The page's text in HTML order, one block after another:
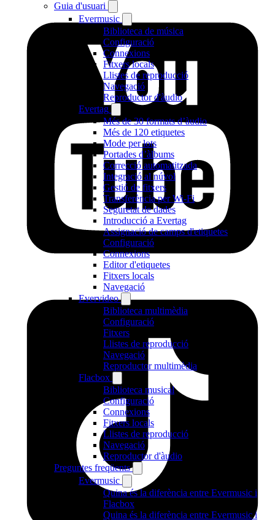
Guia d'usuari
Evermusic
Biblioteca de música
Configuració
Connexions
Fitxers locals
Llistes de reproducció
Navegació
Reproductor d'àudio
Evertag
Més de 30 formats d’àudio
Més de 120 etiquetes
Mode per lots
Portades d’àlbums
Correcció automatitzada
Integració al núvol
Gestió de fitxers
Transferència per Wi-Fi
Seguretat de dades
Introducció a Evertag
Assignació de camps d'etiquetes
Configuració
Connexions
Editor d'etiquetes
Fitxers locals
Navegació
Evervideo
Biblioteca multimèdia
Configuració
Fitxers
Llistes de reproducció
Navegació
Reproductor multimèdia
Flacbox
Biblioteca musical
Configuració
Connexions
Fitxers locals
Llistes de reproducció
Navegació
Reproductor d'àudio
Preguntes freqüents
Evermusic
Quina és la diferència entre Evermusic i
Flacbox
Quina és la diferència entre Evermusic i